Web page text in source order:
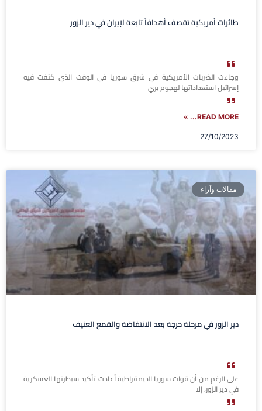
طائرات أمريكية تقصف أهدافاً تابعة لإيران في دير الزور
وجاءت الضربات الأمريكية في شرق سوريا في الوقت الذي كثفت فيه
إسرائيل استعداداتها لهجوم بري
READ MORE... »
27/10/2023
مقالات وآراء
دير الزور في مرحلة حرجة بعد الانتفاضة والقمع العنيف
على الرغم من أن قوات سوريا الديمقراطية أعادت تأكيد سيطرتها العسكرية
في دير الزور، إلا